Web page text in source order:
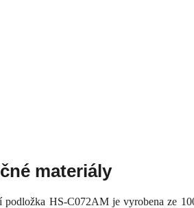
materiály
podložka HS-C072AM je vyrobena ze